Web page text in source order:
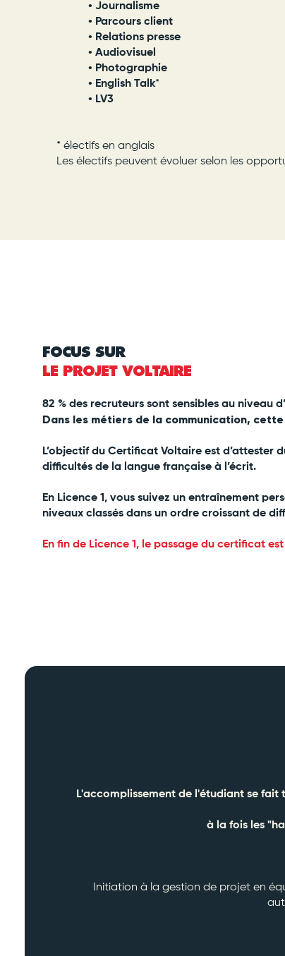
• Journalisme
• Parcours client
• Relations presse
• Audiovisuel
• Photographie
• English Talk*
• LV3
* électifs en anglais
Les électifs peuvent évoluer selon les
FOCUS SUR
LE PROJET VOLTAIRE
82 % des recruteurs sont sensibles au niveau
Dans les métiers de la communication,
L’objectif du Certificat Voltaire est d’attester
difficultés de la langue française à l’écrit.
En Licence 1, vous suivez un entraînement
niveaux classés dans un ordre croissant de
En fin de Licence 1, le passage du certificat
L'accomplissement de l'étudiant se fait
à la fois les
Initiation à la gestion de projet en